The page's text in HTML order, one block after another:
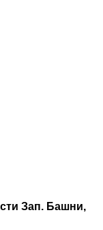
Зап. Башни,